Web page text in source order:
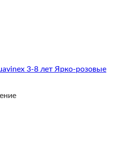
3-8 лет Ярко-розовые